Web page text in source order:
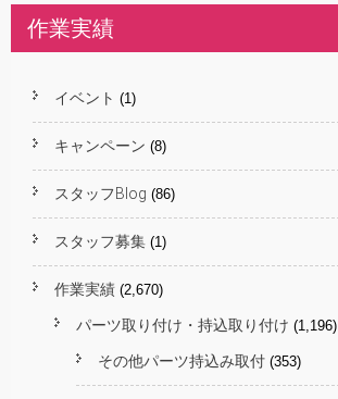
作業実績
イベント (1)
キャンペーン (8)
スタッフBlog (86)
スタッフ募集 (1)
作業実績 (2,670)
パーツ取り付け・持込取り付け (1,196)
その他パーツ持込み取付 (353)